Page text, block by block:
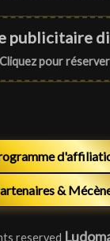
publicitaire
Cliquez pour réserver
&
reserved